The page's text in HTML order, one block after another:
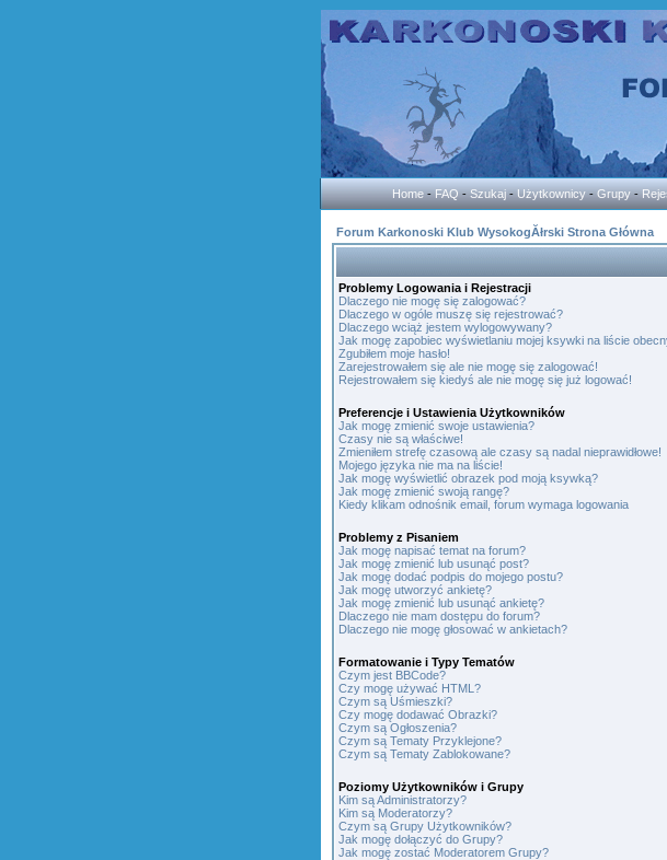
Home-FAQ-Szukaj-Użytkownicy-Grupy-
Forum Karkonoski Klub WysokogĂłrski Strona Główna
Problemy Logowania i Rejestracji
Dlaczego nie mogę się zalogować?
Dlaczego w ogóle muszę się rejestrować?
Dlaczego wciąż jestem wylogowywany?
Jak mogę zapobiec wyświetlaniu mojej ksywki na liście
Zgubiłem moje hasło!
Zarejestrowałem się ale nie mogę się zalogować!
Rejestrowałem się kiedyś ale nie mogę się już logować!
Preferencje i Ustawienia Użytkowników
Jak mogę zmienić swoje ustawienia?
Czasy nie są właściwe!
Zmieniłem strefę czasową ale czasy są nadal nieprawidłowe!
Mojego języka nie ma na liście!
Jak mogę wyświetlić obrazek pod moją ksywką?
Jak mogę zmienić swoją rangę?
Kiedy klikam odnośnik email, forum wymaga logowania
Problemy z Pisaniem
Jak mogę napisać temat na forum?
Jak mogę zmienić lub usunąć post?
Jak mogę dodać podpis do mojego postu?
Jak mogę utworzyć ankietę?
Jak mogę zmienić lub usunąć ankietę?
Dlaczego nie mam dostępu do forum?
Dlaczego nie mogę głosować w ankietach?
Formatowanie i Typy Tematów
Czym jest BBCode?
Czy mogę używać HTML?
Czym są Uśmieszki?
Czy mogę dodawać Obrazki?
Czym są Ogłoszenia?
Czym są Tematy Przyklejone?
Czym są Tematy Zablokowane?
Poziomy Użytkowników i Grupy
Kim są Administratorzy?
Kim są Moderatorzy?
Czym są Grupy Użytkowników?
Jak mogę dołączyć do Grupy?
Jak mogę zostać Moderatorem Grupy?